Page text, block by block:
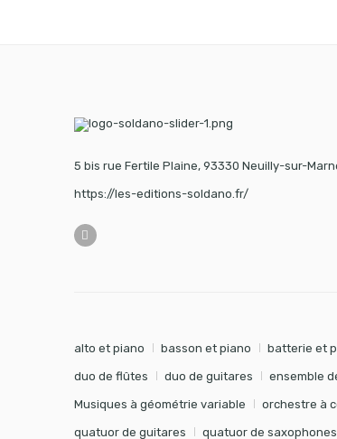
5 bis rue Fertile Plaine, 93330 Neuilly-sur-
https://les-editions-soldano.fr/
alto et piano basson et piano batterie et
duo de flûtes duo de guitares ensemble
Musiques à géométrie variable orchestre à
quatuor de guitares quatuor de saxophones